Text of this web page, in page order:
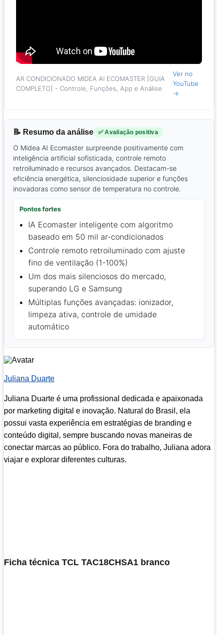
AR CONDICIONADO MIDEA AI ECOMASTER [GUIA
COMPLETO] - Controle, Funções, App e Análise
Ver no
YouTube
→
📝 Resumo da análise ✅ Avaliação positiva
O Midea AI Ecomaster surpreende positivamente com
inteligência artificial sofisticada, controle remoto
retroiluminado e recursos avançados. Destacam-se
eficiência energética, silenciosidade superior e funções
inovadoras como sensor de temperatura no controle.
Pontos fortes
IA Ecomaster inteligente com algoritmo
baseado em 50 mil ar-condicionados
Controle remoto retroiluminado com ajuste
fino de ventilação (1-100%)
Um dos mais silenciosos do mercado,
superando LG e Samsung
Múltiplas funções avançadas: ionizador,
limpeza ativa, controle de umidade
automático
Juliana Duarte
Juliana Duarte é uma profissional dedicada e apaixonada
por marketing digital e inovação. Natural do Brasil, ela
possui vasta experiência em estratégias de branding e
conteúdo digital, sempre buscando novas maneiras de
conectar marcas ao público. Fora do trabalho, Juliana adora
viajar e explorar diferentes culturas.
Ficha técnica TCL TAC18CHSA1 branco